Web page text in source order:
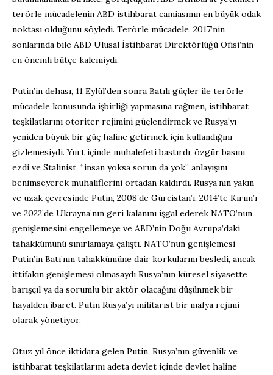
terörle mücadelenin ABD istihbarat camiasının en büyük odak
noktası olduğunu söyledi. Terörle mücadele, 2017’nin
sonlarında bile ABD Ulusal İstihbarat Direktörlüğü Ofisi’nin
en önemli bütçe kalemiydi.
Putin’in dehası, 11 Eylül’den sonra Batılı güçler ile terörle
mücadele konusunda işbirliği yapmasına rağmen, istihbarat
teşkilatlarını otoriter rejimini güçlendirmek ve Rusya’yı
yeniden büyük bir güç haline getirmek için kullandığını
gizlemesiydi. Yurt içinde muhalefeti bastırdı, özgür basını
ezdi ve Stalinist, “insan yoksa sorun da yok” anlayışını
benimseyerek muhaliflerini ortadan kaldırdı. Rusya’nın yakın
ve uzak çevresinde Putin, 2008’de Gürcistan’ı, 2014’te Kırım’ı
ve 2022’de Ukrayna’nın geri kalanını işgal ederek NATO’nun
genişlemesini engellemeye ve ABD’nin Doğu Avrupa’daki
tahakkümünü sınırlamaya çalıştı. NATO’nun genişlemesi
Putin’in Batı’nın tahakkümüne dair korkularını besledi, ancak
ittifakın genişlemesi olmasaydı Rusya’nın küresel siyasette
barışçıl ya da sorumlu bir aktör olacağını düşünmek bir
hayalden ibaret. Putin Rusya’yı militarist bir mafya rejimi
olarak yönetiyor.
Otuz yıl önce iktidara gelen Putin, Rusya’nın güvenlik ve
istihbarat teşkilatlarını adeta devlet içinde devlet haline